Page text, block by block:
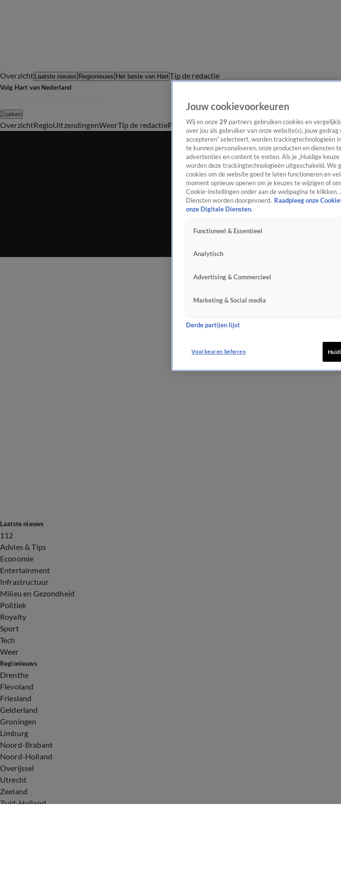
Overzicht Laatste nieuws Regionieuws Het beste van HartTip de redactie
Volg Hart van Nederland
Zoeken
OverzichtRegioUitzendingenWeerTip de redactiePanelVideo's
Laatste nieuws
112
Advies & Tips
Economie
Entertainment
Infrastructuur
Milieu en Gezondheid
Politiek
Royalty
Sport
Tech
Weer
Regionieuws
Drenthe
Flevoland
Friesland
Gelderland
Groningen
Limburg
Noord-Brabant
Noord-Holland
Overijssel
Utrecht
Zeeland
Zuid-Holland
Jouw cookievoorkeuren
Wij en onze 29 partners gebruiken cookies en
over jou als gebruiker van onze website(s), jouw gedrag
accepteren” selecteert, worden trackingtechnologieën
te kunnen personaliseren, onze producten en diensten
advertenties en content te meten. Als je „Huidige
worden deze trackingtechnologieën uitgeschakeld. We
cookies om de website goed te laten functioneren en
moment opnieuw openen om je keuzes te wijzigen of
Cookie-instellingen onder aan de webpagina te
Diensten worden doorgevoerd. Raadpleeg onze
onze Digitale Diensten.
Functioneel & Essentieel
Analytisch
Advertising & Commercieel
Marketing & Social media
Derde partijen lijst
Voorkeuren beheren